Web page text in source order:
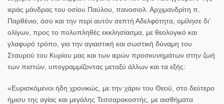
ιεράς μάνδρας του οσίου Παύλου, πανοσιολ. Αρχιμανδρίτη π.
Παρθένιο, όσο και την περί αυτόν σεπτή Αδελφότητα, ομίλησε δι’
ολίγων, προς το πολυπληθές εκκλησίασμα, με θεολογικό και
γλαφυρό τρόπο, για την αγιαστική και σωστική δύναμη του
Σταυρού του Κυρίου μας και των ιερών προσκυνημάτων στην ζωή
των πιστών, υπογραμμίζοντας μεταξύ άλλων και τα εξής:
«Ευρισκόμενοι ήδη χρονικώς, με την χάριν του Θεού, στο δεύτερο
ήμισυ της αγίας και μεγάλης Τεσσαρακοστής, με αισθήματα